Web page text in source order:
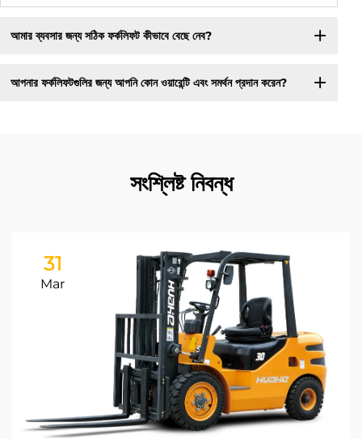
আমার ব্যবসার জন্য সঠিক ফর্কলিফট কীভাবে বেছে নেব?
আপনার ফর্কলিফটগুলির জন্য আপনি কোন ওয়ারেন্টি এবং সমর্থন প্রদান করেন?
সংশ্লিষ্ট নিবন্ধ
31
Mar